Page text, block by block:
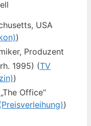
USA
)
Produzent
1995) (TV
)
Office“
)